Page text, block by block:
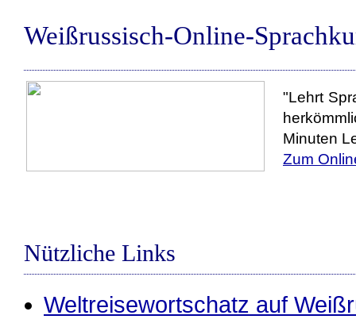
Weißrussisch-Online-
"Lehrt
Minuten
Zum
Nützliche Links
Weltreisewortschatz auf